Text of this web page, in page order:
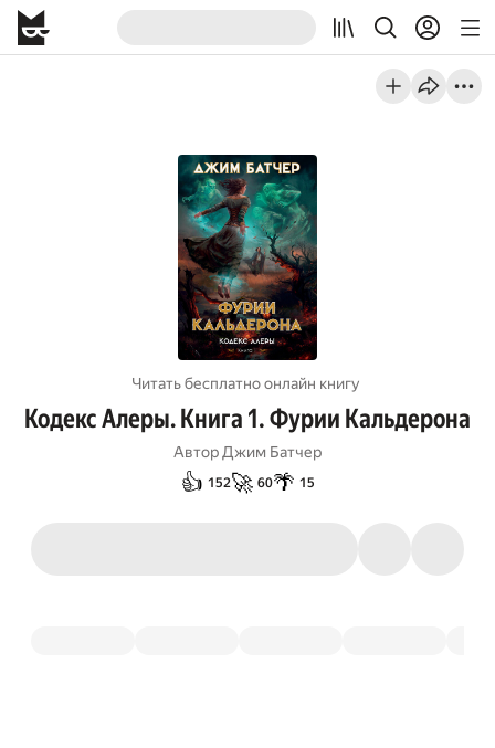
Читать бесплатно онлайн книгу
Кодекс Алеры. Книга 1. Фурии Кальдерона
Автор Джим Батчер
👍 152🚀 60🌴 15